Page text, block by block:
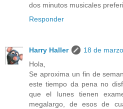
dos minutos musicales
Responder
Harry Haller
18 de
Hola,
Se aproxima un fin de
este tiempo da pena no
que el lunes tienen
megalargo, de esos de